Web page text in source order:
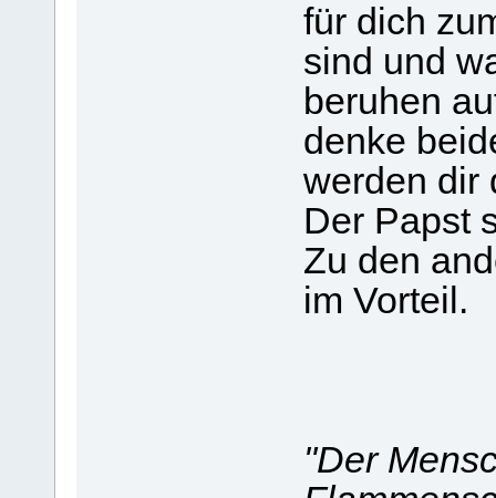
für dich
sind und
beruhen
denke
werden dir
Der Papst
Zu den
im Vorteil.
"Der